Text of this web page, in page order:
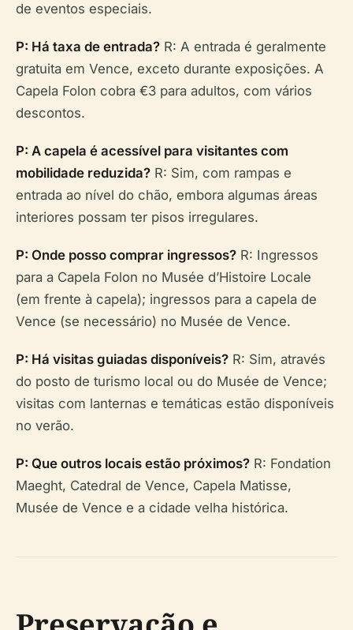
de eventos especiais.
P: Há taxa de entrada? R: A entrada é geralmente
gratuita em Vence, exceto durante exposições. A
Capela Folon cobra €3 para adultos, com vários
descontos.
P: A capela é acessível para visitantes com
mobilidade reduzida? R: Sim, com rampas e
entrada ao nível do chão, embora algumas áreas
interiores possam ter pisos irregulares.
P: Onde posso comprar ingressos? R: Ingressos
para a Capela Folon no Musée d’Histoire Locale
(em frente à capela); ingressos para a capela de
Vence (se necessário) no Musée de Vence.
P: Há visitas guiadas disponíveis? R: Sim, através
do posto de turismo local ou do Musée de Vence;
visitas com lanternas e temáticas estão disponíveis
no verão.
P: Que outros locais estão próximos? R: Fondation
Maeght, Catedral de Vence, Capela Matisse,
Musée de Vence e a cidade velha histórica.